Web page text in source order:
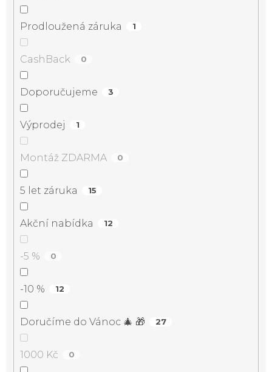
Prodloužená záruka 1
CashBack 0
Doporučujeme 3
Výprodej 1
Montáž ZDARMA 0
5 let záruka 15
Akční nabídka 12
-5 % 0
-10 % 12
Doručíme do Vánoc 🎄 🎁 27
1000 Kč 0